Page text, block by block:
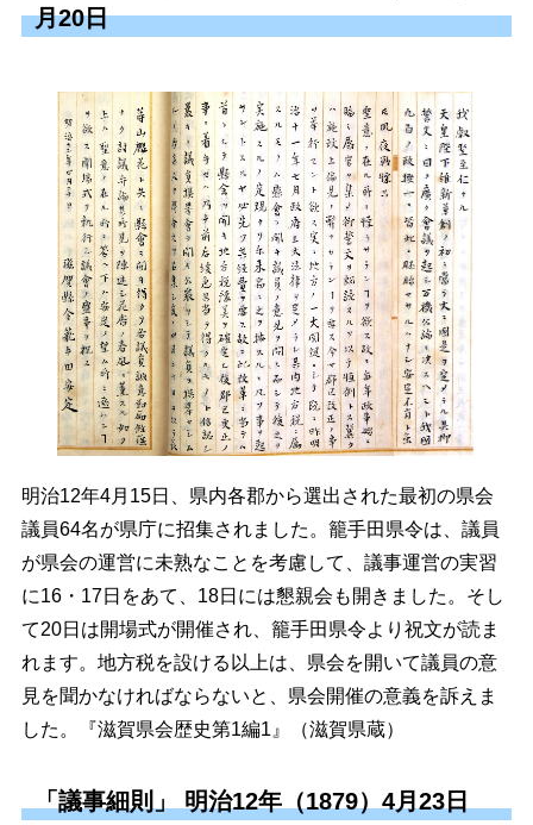
月20日
明治12年4月15日、県内各郡から選出された最初の県会
議員64名が県庁に招集されました。籠手田県令は、議員
が県会の運営に未熟なことを考慮して、議事運営の実習
に16・17日をあて、18日には懇親会も開きました。そし
て20日は開場式が開催され、籠手田県令より祝文が読ま
れます。地方税を設ける以上は、県会を開いて議員の意
見を聞かなければならないと、県会開催の意義を訴えま
した。『滋賀県会歴史第1編1』（滋賀県蔵）
「議事細則」 明治12年（1879）4月23日